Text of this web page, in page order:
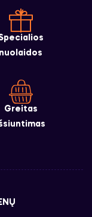
nuolaidos
Greitas